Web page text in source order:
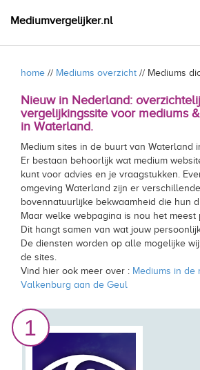
Mediumvergelijker.nl
home // Mediums overzicht // Mediums
Nieuw in Nederland:
vergelijkingssite voor mediums
in Waterland.
Medium sites in de buurt van Waterland
Er bestaan behoorlijk wat medium
kunt voor advies en je vraagstukken.
omgeving Waterland zijn er
bovennatuurlijke bekwaamheid die hun
Maar welke webpagina is nou het meest
Dit hangt samen van wat jouw
De diensten worden op alle mogelijke
de sites.
Vind hier ook meer over : Mediums in de
Valkenburg aan de Geul
1